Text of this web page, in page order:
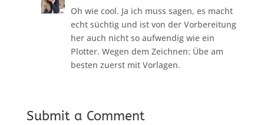
Oh wie cool. Ja ich muss sagen, es macht
echt süchtig und ist von der Vorbereitung
her auch nicht so aufwendig wie ein
Plotter. Wegen dem Zeichnen: Übe am
besten zuerst mit Vorlagen.
Submit a Comment